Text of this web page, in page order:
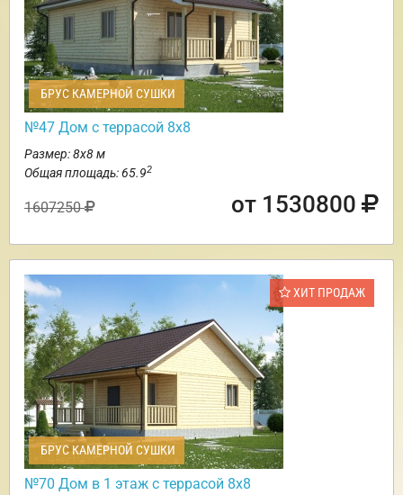
БРУС КАМЕРНОЙ СУШКИ
№47 Дом с террасой 8х8
Размер: 8х8 м
Общая площадь: 65.92
1607250 от 1530800
ХИТ ПРОДАЖ
БРУС КАМЕРНОЙ СУШКИ
№70 Дом в 1 этаж с террасой 8х8